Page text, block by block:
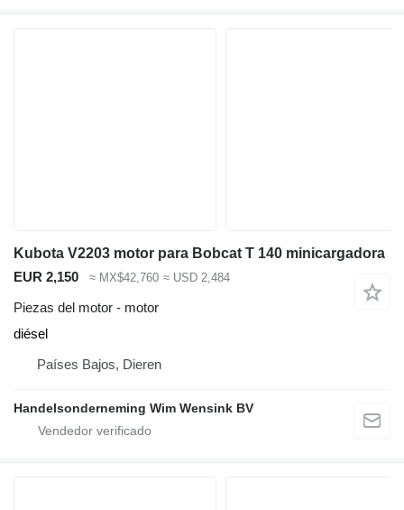
Kubota V2203 motor para Bobcat T 140 minicargadora
EUR 2,150
≈ MX$42,760 ≈ USD 2,484
Piezas del motor - motor
diésel
Países Bajos, Dieren
Handelsonderneming Wim Wensink BV